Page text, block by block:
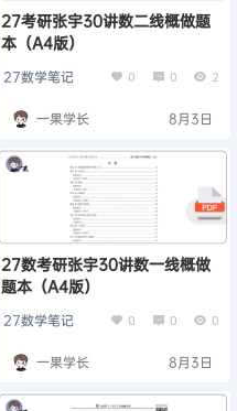
27考研张宇30讲数二线概做题
本（A4版）
27数学笔记 0 0 2
一果学长 8月3日
27数考研张宇30讲数一线概做
题本（A4版）
27数学笔记 0 0 0
一果学长 8月3日